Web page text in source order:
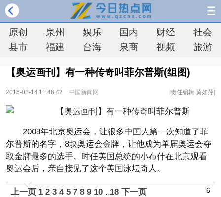
原创 泉州 娱乐 国内 财经
社会
县市
福建 台海 泉商 视频 旅游
【奥运画刊】有一种传奇叫菲尔普斯(组图)
2016-08-14 11:46:42 中国新闻网 [责任编辑:黄如萍]
2008年北京奥运会，让很多中国人第一次知道了菲
尔普斯的名字，8块奥运会金牌，让他成为单届奥运会夺
取金牌最多的选手。时任美国总统的小布什在北京观看
奥运会后，亲自接见了这个美国泳坛奇人。
上一页 1 2 3 4 5 6
7 8 9 10 ..18 下一页